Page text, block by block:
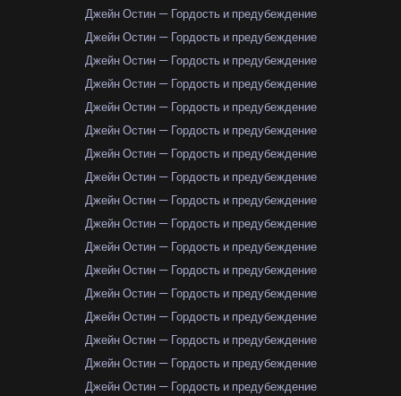
Джейн Остин — Гордость и предубеждение
Джейн Остин — Гордость и предубеждение
Джейн Остин — Гордость и предубеждение
Джейн Остин — Гордость и предубеждение
Джейн Остин — Гордость и предубеждение
Джейн Остин — Гордость и предубеждение
Джейн Остин — Гордость и предубеждение
Джейн Остин — Гордость и предубеждение
Джейн Остин — Гордость и предубеждение
Джейн Остин — Гордость и предубеждение
Джейн Остин — Гордость и предубеждение
Джейн Остин — Гордость и предубеждение
Джейн Остин — Гордость и предубеждение
Джейн Остин — Гордость и предубеждение
Джейн Остин — Гордость и предубеждение
Джейн Остин — Гордость и предубеждение
Джейн Остин — Гордость и предубеждение